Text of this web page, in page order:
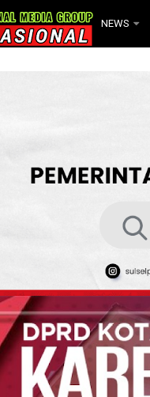
NEWS